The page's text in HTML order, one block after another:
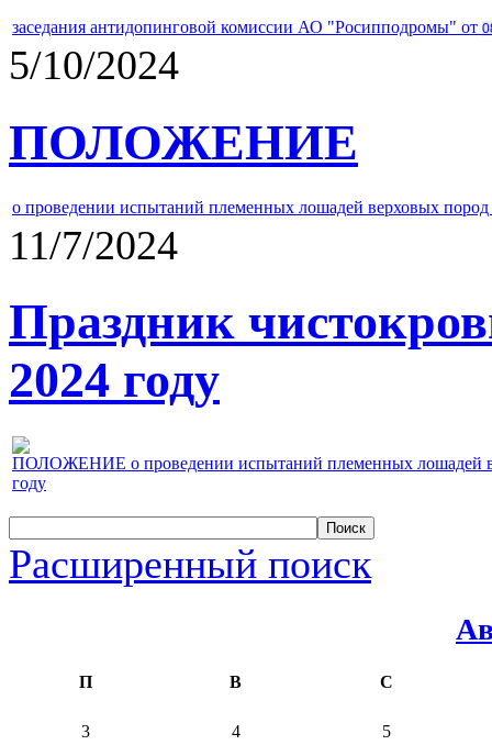
заседания антидопинговой комиссии АО "Росипподромы" от
5/10/2024
ПОЛОЖЕНИЕ
о проведении испытаний племенных лошадей верховых
11/7/2024
Праздник
2024 году
ПОЛОЖЕНИЕ о проведении испытаний племенных лошадей
году
Расширенный поиск
П В С
3 4
5